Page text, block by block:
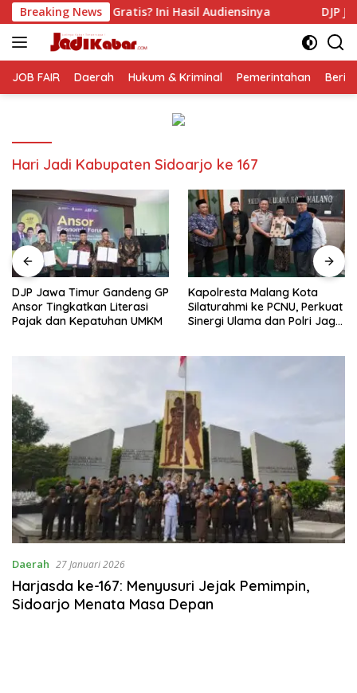
Langsung
ke
konten
Breaking News
Ini Hasil Audiensinya DJP Jawa Timur Gandeng
JOB FAIR Daerah Hukum & Kriminal Pemerintahan
Hari Jadi Kabupaten Sidoarjo ke 167
DJP Jawa Timur Gandeng GP
Ansor Tingkatkan Literasi
Pajak dan Kepatuhan UMKM
Kapolresta Malang Kota
Silaturahmi ke PCNU, Perkuat
Sinergi Ulama dan Polri Jaga
Daerah 27 Januari 2026
Harjasda ke-167: Menyusuri Jejak Pemimpin,
Sidoarjo Menata Masa Depan